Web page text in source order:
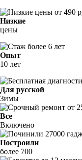
Низкие
цены
Опыт
10 лет
Для русской
Зимы
Все
Включено
Построили
более 700